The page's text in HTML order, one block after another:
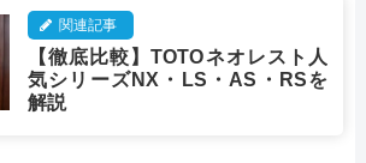
関連記事
【徹底比較】TOTOネオレスト人
気シリーズNX・LS・AS・RSを
解説